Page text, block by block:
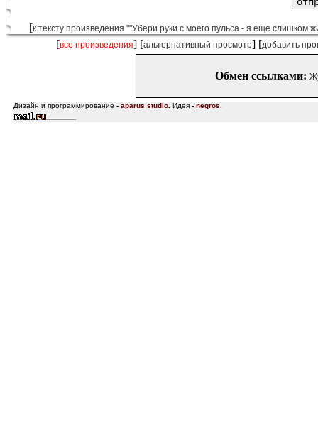
[к тексту произведения ""Убери руки с моего пульса - я еще слишком
[все произведения] [альтернативный просмотр] [добавить
Обмен ссылками:
Дизайн и программирование - aparus studio Идея - negros